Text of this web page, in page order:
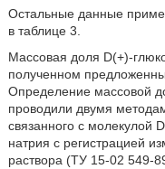
Остальные данные
в таблице 3.
Массовая доля D(+)-
полученном
Определение массовой
проводили двумя
связанного с молекулой
натрия с регистрацией
раствора (ТУ 15-02 549-